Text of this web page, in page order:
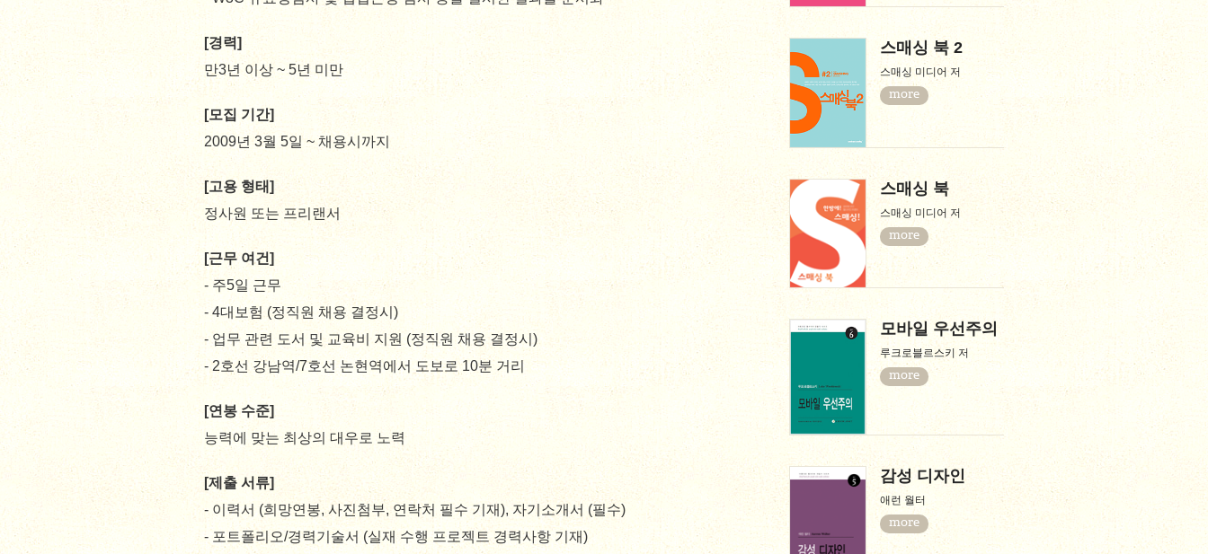
[경력]
만3년 이상 ~ 5년 미만
[모집 기간]
2009년 3월 5일 ~ 채용시까지
[고용 형태]
정사원 또는 프리랜서
[근무 여건]
- 주5일 근무
- 4대보험 (정직원 채용 결정시)
- 업무 관련 도서 및 교육비 지원 (정직원 채용 결정시)
- 2호선 강남역/7호선 논현역에서 도보로 10분 거리
[연봉 수준]
능력에 맞는 최상의 대우로 노력
[제출 서류]
- 이력서 (희망연봉, 사진첨부, 연락처 필수 기재), 자기소개서 (필수)
- 포트폴리오/경력기술서 (실재 수행 프로젝트 경력사항 기재)
스매싱 북 2
스매싱 미디어 저
more
스매싱 북
스매싱 미디어 저
more
모바일 우선주의
루크로블르스키 저
more
감성 디자인
애런 월터
more